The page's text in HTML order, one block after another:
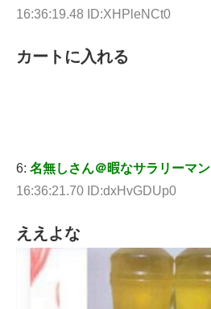
16:36:19.48 ID:XHPleNCt0
カートに入れる
6: 名無しさん＠暇なサラリーマン
16:36:21.70 ID:dxHvGDUp0
ええよな